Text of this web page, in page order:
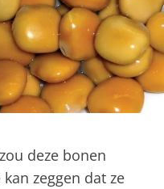
deze bonen
zeggen dat ze